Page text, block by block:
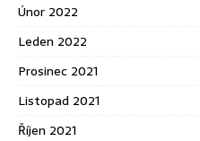
Únor 2022
Leden 2022
Prosinec 2021
Listopad 2021
Říjen 2021